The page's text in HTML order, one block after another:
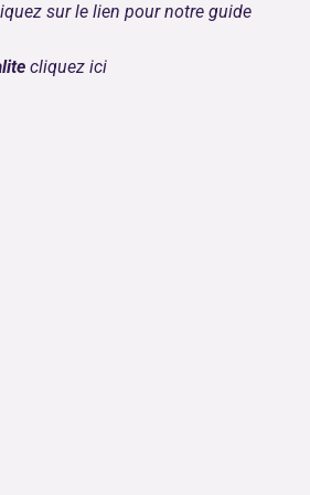
sur le lien pour notre guide
cliquezici